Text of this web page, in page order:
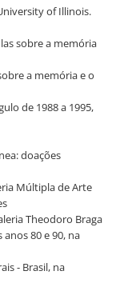
of Illinois.
sobre a memória
a memória e o
de 1988 a 1995,
doações
Múltipla de Arte
Theodoro Braga
80 e 90, na
- Brasil, na